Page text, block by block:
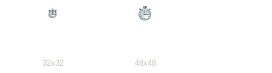
32x32 48x48